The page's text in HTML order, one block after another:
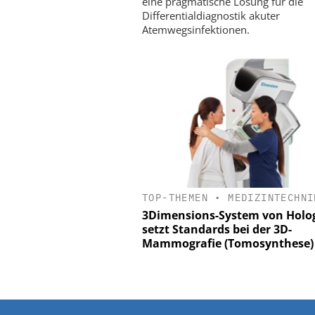
Differentialdiagnostik akuter
Atemwegsinfektionen.
TOP-THEMEN •
3Dimensions-System von
setzt Standards bei der 3D-
Mammografie (Tomosynthese)